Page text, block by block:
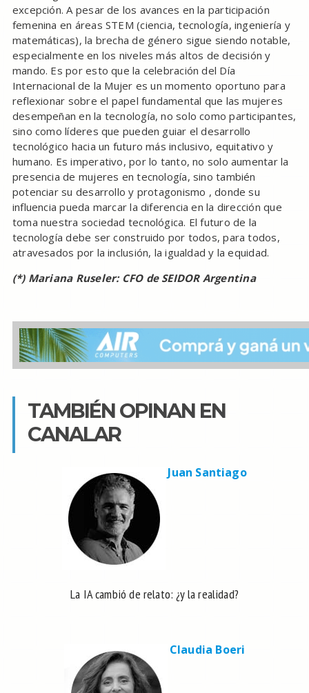
excepción. A pesar de los avances en la participación
femenina en áreas STEM (ciencia, tecnología, ingeniería y
matemáticas), la brecha de género sigue siendo notable,
especialmente en los niveles más altos de decisión y
mando. Es por esto que la celebración del Día
Internacional de la Mujer es un momento oportuno para
reflexionar sobre el papel fundamental que las mujeres
desempeñan en la tecnología, no solo como participantes,
sino como líderes que pueden guiar el desarrollo
tecnológico hacia un futuro más inclusivo, equitativo y
humano. Es imperativo, por lo tanto, no solo aumentar la
presencia de mujeres en tecnología, sino también
potenciar su desarrollo y protagonismo , donde su
influencia pueda marcar la diferencia en la dirección que
toma nuestra sociedad tecnológica. El futuro de la
tecnología debe ser construido por todos, para todos,
atravesados por la inclusión, la igualdad y la equidad.
(*) Mariana Ruseler: CFO de SEIDOR Argentina
TAMBIÉN OPINAN EN
CANALAR
Juan Santiago
La IA cambió de relato: ¿y la realidad?
Claudia Boeri